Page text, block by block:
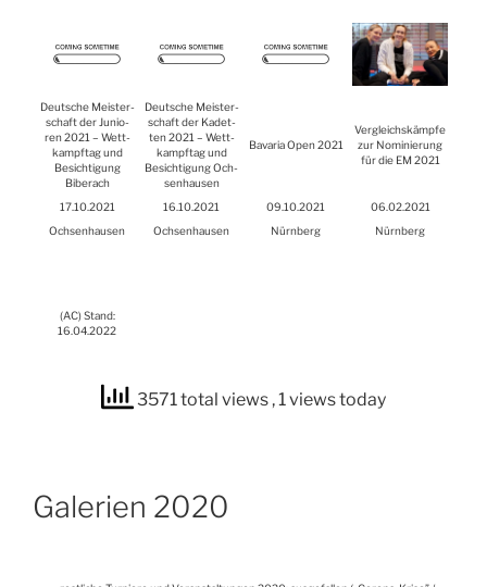
Deut­sche Meis­ter­
schaft der Junio­
ren 2021 – Wett­
kampf­tag und
Besich­ti­gung
Biber­ach
Deut­sche Meis­ter­
schaft der Kadet­
ten 2021 – Wett­
kampf­tag und
Besich­ti­gung Och­
sen­hau­sen
Bava­ria Open 2021
Ver­gleichs­kämp­fe
zur Nomi­nie­rung
für die EM 2021
17.10.2021 16.10.2021 09.10.2021
06.02.2021
Och­sen­hau­sen
Och­sen­hau­sen Nürn­berg Nürn­berg
(AC) Stand:
16.04.2022
3571 total views , 1 views today
Gale­rien 2020